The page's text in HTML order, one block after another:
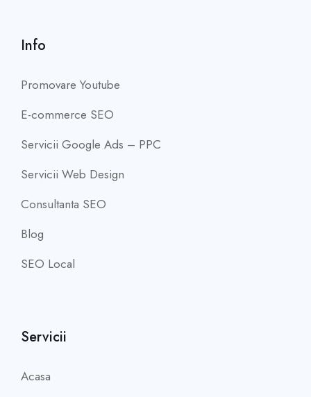
Info
Promovare Youtube
E-commerce SEO
Servicii Google Ads – PPC
Servicii Web Design
Consultanta SEO
Blog
SEO Local
Servicii
Acasa